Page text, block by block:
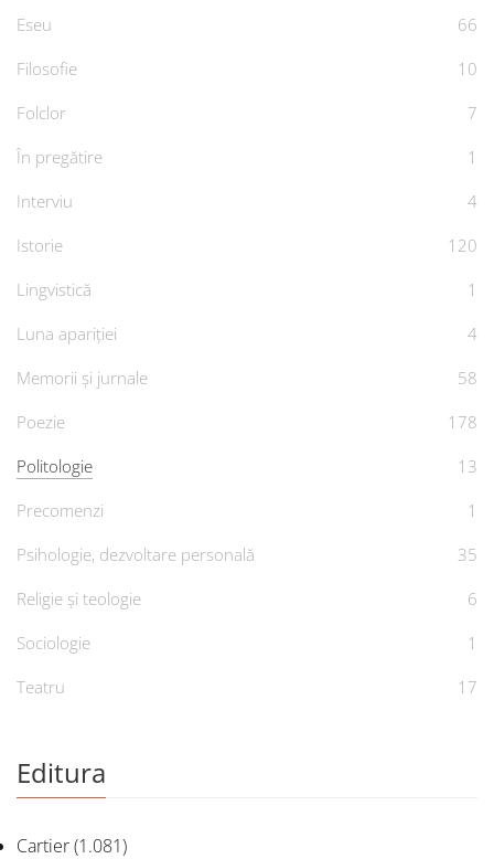
Eseu
66
Filosofie
10
Folclor
7
În pregătire
1
Interviu
4
Istorie
120
Lingvistică
1
Luna apariției
4
Memorii și jurnale
58
Poezie
178
Politologie
13
Precomenzi
1
Psihologie, dezvoltare personală
35
Religie și teologie
6
Sociologie
1
Teatru
17
Editura
Cartier(1.081)